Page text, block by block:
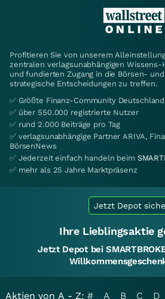
Profitieren Sie von unserem
zentralen verlagsunabhängigen
und fundierten Zugang in die Börsen-
strategische Entscheidungen zu treffen.
✅ Größte Finanz-Community
✅ über 550.000 registrierte Nutzer
✅ rund 2.000 Beiträge pro Tag
✅ verlagsunabhängige Partner ARIVA,
BörsenNews
✅ Jederzeit einfach handeln beim
✅ mehr als 25 Jahre Marktpräsenz
Jetzt Depot
Ihre Lieblingsaktie
Jetzt Depot bei
Aktien von A - Z: # A B C D